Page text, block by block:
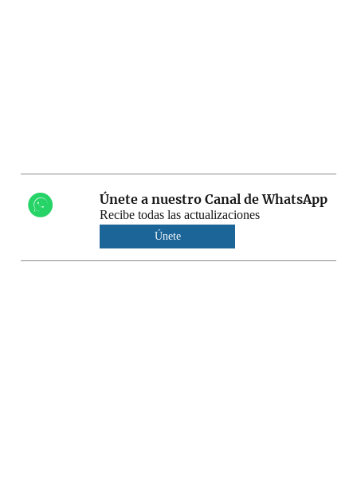
Únete a nuestro Canal de WhatsApp
Recibe todas las actualizaciones
Únete